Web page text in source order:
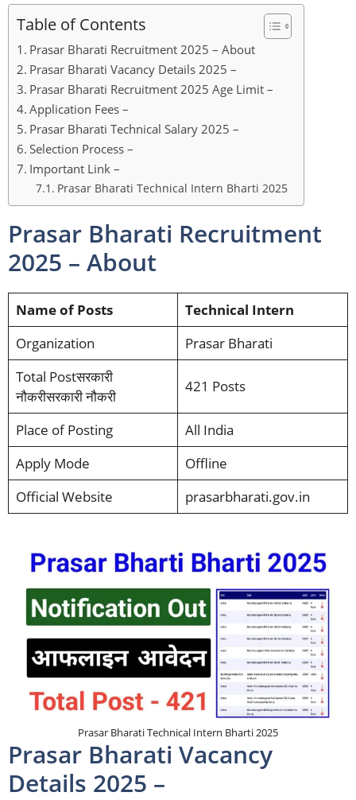
Table of Contents
Prasar Bharati Recruitment 2025 – About
Prasar Bharati Vacancy Details 2025 –
Prasar Bharati Recruitment 2025 Age Limit –
Application Fees –
Prasar Bharati Technical Salary 2025 –
Selection Process –
Important Link –
Prasar Bharati Technical Intern Bharti 2025
Prasar Bharati Recruitment
2025 – About
Name of Posts
Technical Intern
Organization
Prasar Bharati
Total Postसरकारी
नौकरीसरकारी नौकरी
421 Posts
Place of Posting
All India
Apply Mode
Offline
Official Website
prasarbharati.gov.in
Prasar Bharati Technical Intern Bharti 2025
Prasar Bharati Vacancy
Details 2025 –